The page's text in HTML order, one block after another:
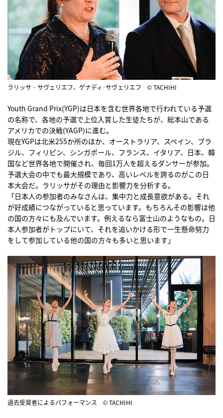
ラリッサ・サヴェリエフ、ゲナディ･サヴェリエフ © TACHIHI
Youth Grand Prix(YGP)は日本を含む世界各地で行われている予選
の名称で、各地の予選で上位入賞した生徒たちが、総本山である
アメリカでの決戦(YAGP)に進む。
現在YGPは北米255か所のほか、オーストラリア、スペイン、ブラ
ジル、フィリピン、シンガポール、フランス、イタリア、日本、韓
国など世界各地で開催され、毎回1万人を超えるダンサーが参加。
予選大会の中でも最大規模であり、高いレベルを誇るのがこの日
本大会だ。ラリッサがその理由と影響力を分析する。
「日本人の参加者のみなさんは、集中力と成長意欲がある。それ
が好成績につながっていると思っています。もちろんその影響は他
の国の方々にも及んでいます。例えるなら富士山のようなもの。日
本人参加者がトップにいて、それを追いかける形で一生懸命努力
をして参加している他の国の方々も多いと思います」
過去受賞者によるパフォーマンス © TACHIHI